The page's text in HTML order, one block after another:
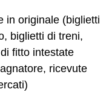
in originale (biglietti
biglietti di treni,
fitto intestate
ricevute